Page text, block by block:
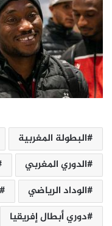
البطولة المغربية
الدوري المغربي
الوداد الرياضي
دوري أبطال إفريقيا